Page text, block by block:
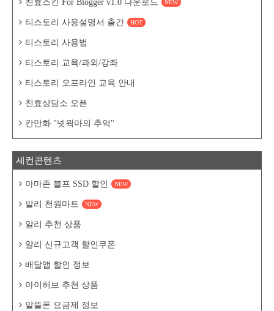
친효스킨 For Blogger v1.0 다운로드 NEW
티스토리 사용설명서 출간 HOT
티스토리 사용법
티스토리 교육/과외/강좌
티스토리 오프라인 교육 안내
친효상담소 오픈
칸만화 "넷웍마의 추억"
세컨콘텐츠
아마존 블프 SSD 할인 NEW
알리 천원마트 NEW
알리 추천 상품
알리 신규고객 할인쿠폰
배달앱 할인 정보
아이허브 추천 상품
알뜰폰 요금제 정보